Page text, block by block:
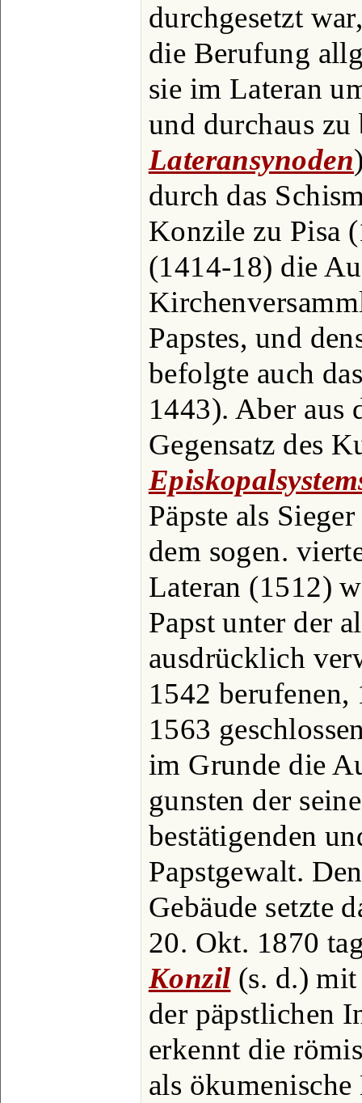
durchgesetzt
die Berufung
sie im Lateran
und durchaus zu
Lateransynoden
durch das
Konzile zu Pisa
(1414-18) die
Papstes, und
befolgte auch
1443). Aber aus
Gegensatz des
Päpste als
dem sogen.
Lateran (1512)
Papst unter der
ausdrücklich
1542
1563
im Grunde die
gunsten der
bestätigenden
Papstgewalt.
Gebäude setzte
20. Okt. 1870
Konzil(s. d.) mit
der päpstlichen
erkennt die
als